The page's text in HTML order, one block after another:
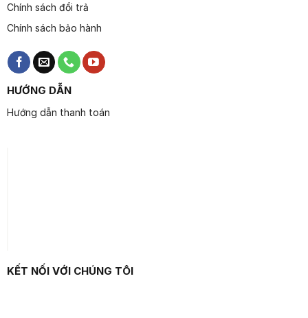
Chính sách đổi trả
Chính sách bảo hành
HƯỚNG DẪN
Hướng dẫn thanh toán
KẾT NỐI VỚI CHÚNG TÔI